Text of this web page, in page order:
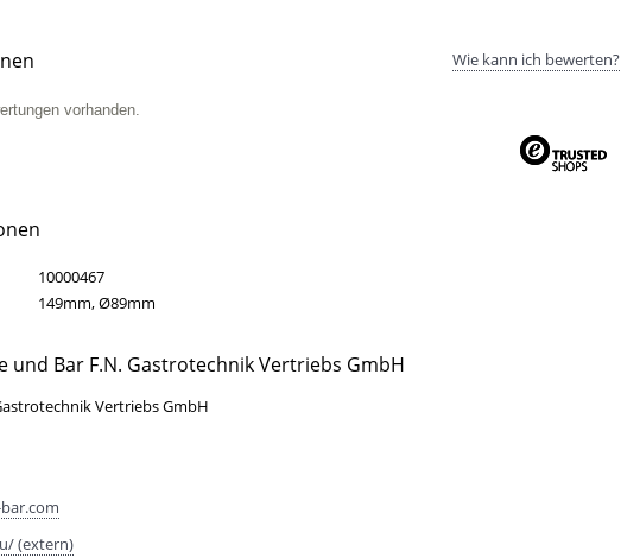
Wie kann ich bewerten?
vorhanden.
10000467
149mm, Ø89mm
und Bar F.N. Gastrotechnik Vertriebs GmbH
Vertriebs GmbH
(extern)